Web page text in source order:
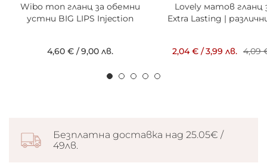
Wibo топ гланц за обемни
устни BIG LIPS Injection
4,60 €/9,00 лв.
Lovely матов гланц
Extra Lasting |
2,04 € /3,99 лв. 4,09
Безплатна доставка над 25.05€ /
49лв.